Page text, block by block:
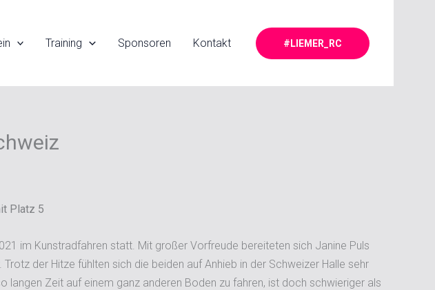
Training Sponsoren Kontakt #LIEMER_RC
Platz 5
im Kunstradfahren statt. Mit großer Vorfreude bereiteten sich Janine Puls
der Hitze fühlten sich die beiden auf Anhieb in der Schweizer Halle sehr
Zeit auf einem ganz anderen Boden zu fahren, ist doch schwieriger als